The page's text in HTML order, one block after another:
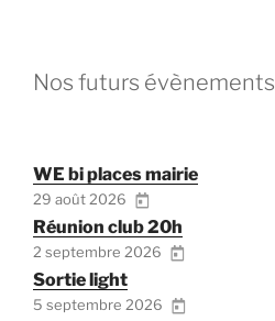
Nos futurs évènements
WE bi places mairie
29 août 2026
Réunion club 20h
2 septembre 2026
Sortie light
5 septembre 2026